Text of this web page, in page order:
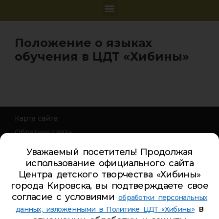
Положение о языках
обучения в ЦДТ «Хибины»
Карта сайта
Обратная связь
Турбаза ЦДТ «ХИБИНЫ»
Телефон Ленина 5:
Телефон Ленина 9а:
4-84-99
Телефон Дзержинского 9а:
5-94-00
Телефон Советская 8:5-26-84
Уважаемый посетитель! Продолжая
использование официального сайта
Центра детского творчества «Хибины»
города Кировска, вы подтверждаете свое
согласие с условиями обработки персональных
данных, изложенными в Политике ЦДТ «Хибины»в